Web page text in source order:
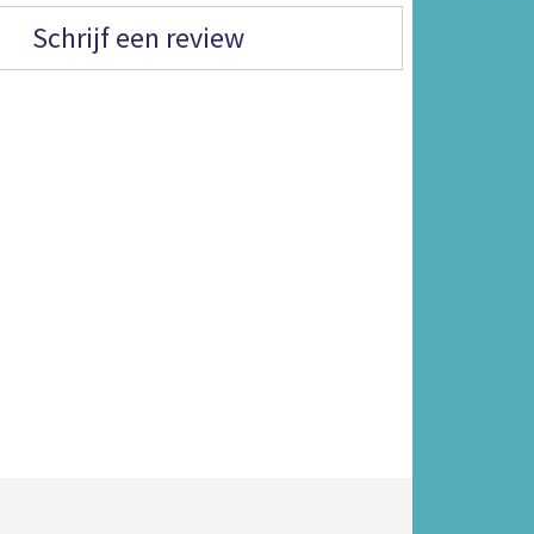
Schrijf een review